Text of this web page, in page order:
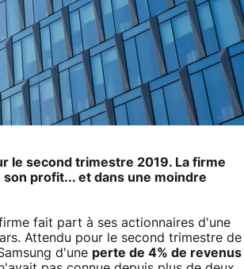
le second trimestre 2019. La firme
profit... et dans une moindre
fait part à ses actionnaires d'une
Attendu pour le second trimestre de
d'une perte de 4% de revenus